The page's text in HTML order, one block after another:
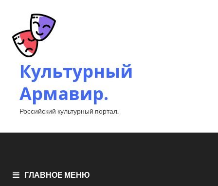
Культурный
Армавир.
Российский культурный портал.
ГЛАВНОЕ МЕНЮ